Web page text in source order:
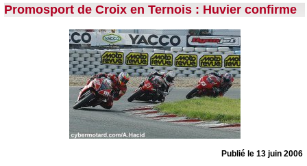
Promosport de Croix en Ternois : Huvier confirme
Publié le 13 juin 2006